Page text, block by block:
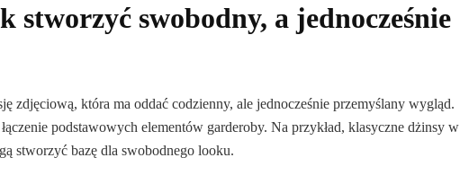
stworzyć swobodny, a jednocześnie
zdjęciową, która ma oddać codzienny, ale jednocześnie przemyślany wygląd.
podstawowych elementów garderoby. Na przykład, klasyczne dżinsy w
stworzyć bazę dla swobodnego looku.